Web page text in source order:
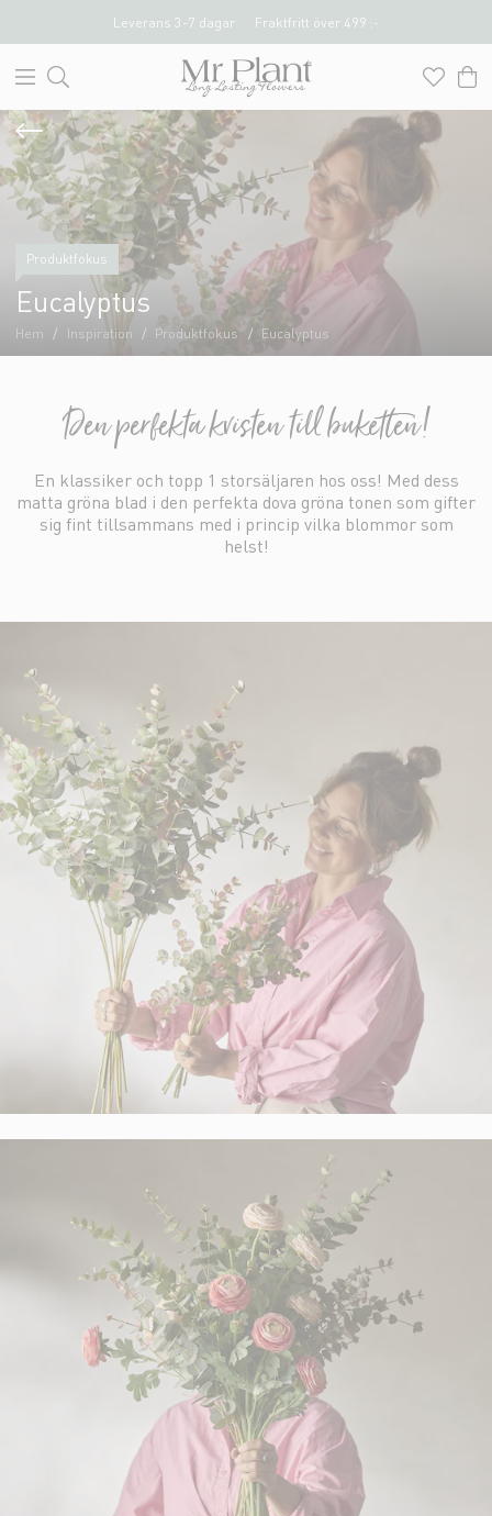
Leverans 3-7 dagar Fraktfritt över 499 :-
Produktfokus
Eucalyptus
Hem Inspiration Produktfokus Eucalyptus
Den perfekta kvisten till buketten!
En klassiker och topp 1 storsäljaren hos oss! Med dess
matta gröna blad i den perfekta dova gröna tonen som gifter
sig fint tillsammans med i princip vilka blommor som
helst!